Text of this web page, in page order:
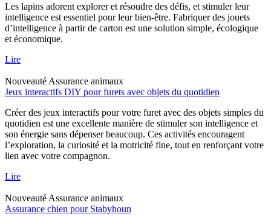
Les lapins adorent explorer et résoudre des défis, et stimuler leur
intelligence est essentiel pour leur bien-être. Fabriquer des jouets
d’intelligence à partir de carton est une solution simple, écologique
et économique.
Lire
Nouveauté Assurance animaux
Jeux interactifs DIY pour furets avec objets du quotidien
Créer des jeux interactifs pour votre furet avec des objets simples du
quotidien est une excellente manière de stimuler son intelligence et
son énergie sans dépenser beaucoup. Ces activités encouragent
l’exploration, la curiosité et la motricité fine, tout en renforçant votre
lien avec votre compagnon.
Lire
Nouveauté Assurance animaux
Assurance chien pour Stabyhoun